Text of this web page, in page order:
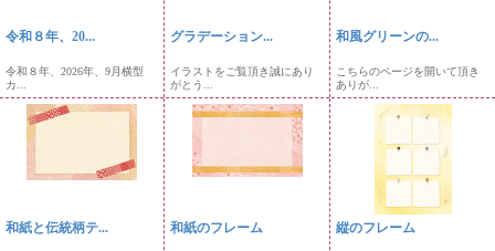
令和８年、20...
令和８年、2026年、9月横型
カ...
グラデーション...
イラストをご覧頂き誠にあり
がとう...
和風グリーンの...
こちらのページを開いて頂き
ありが...
和紙と伝統柄テ... 和紙のフレーム 縦のフレーム